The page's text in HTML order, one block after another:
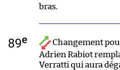
bras.
89e
Changement
Adrien Rabiot
Verratti qui aura